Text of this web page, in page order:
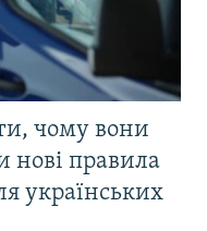
чому вони
нові правила
українських